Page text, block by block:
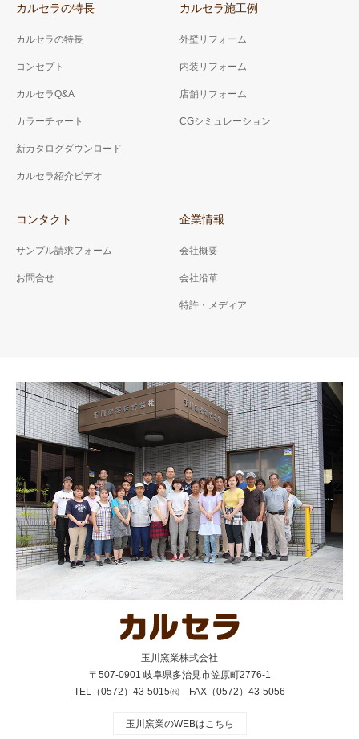
カルセラの特長
カルセラの特長
コンセプト
カルセラQ&A
カラーチャート
新カタログダウンロード
カルセラ紹介ビデオ
カルセラ施工例
外壁リフォーム
内装リフォーム
店舗リフォーム
CGシミュレーション
コンタクト
サンプル請求フォーム
お問合せ
企業情報
会社概要
会社沿革
特許・メディア
玉川窯業株式会社
〒507-0901 岐阜県多治見市笠原町2776-1
TEL（0572）43-5015㈹ FAX（0572）43-5056
玉川窯業のWEBはこちら